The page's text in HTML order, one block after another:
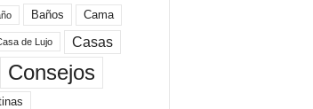
Baños Cama
de Lujo Casas
Consejos